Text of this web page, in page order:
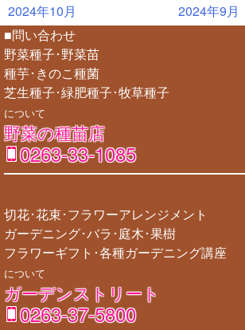
2024年10月
2024年9月
■問い合わせ
野菜種子･野菜苗
種芋･きのこ種菌
芝生種子･緑肥種子･牧草種子
について
野菜の種苗店
0263-33-1085
切花･花束･フラワーアレンジメント
ガーデニング･バラ･庭木･果樹
フラワーギフト･各種ガーデニング講座
について
ガーデンストリート
0263-37-5800